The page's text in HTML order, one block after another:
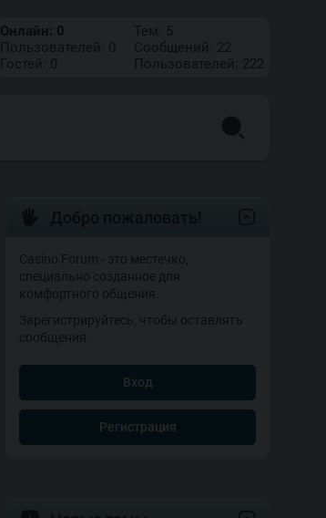
Онлайн: 0
Пользователей: 0
Гостей: 0
Тем:
5
Сообщений: 22
Пользователей: 222
Casino Forum - это местечко,
специально созданное для
комфортного общения.
Зарегистрируйтесь, чтобы оставлять
сообщения.
Вход
Регистрация